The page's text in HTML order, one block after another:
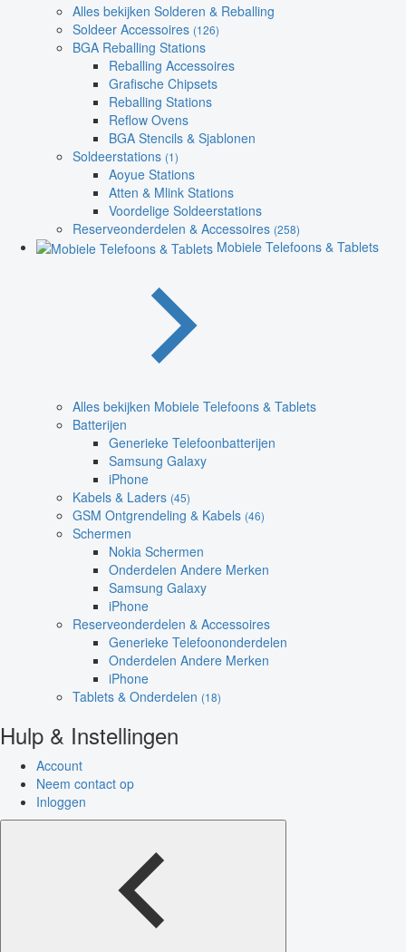
Alles bekijken Solderen & Reballing
Soldeer Accessoires (126)
BGA Reballing Stations
Reballing Accessoires
Grafische Chipsets
Reballing Stations
Reflow Ovens
BGA Stencils & Sjablonen
Soldeerstations (1)
Aoyue Stations
Atten & Mlink Stations
Voordelige Soldeerstations
Reserveonderdelen & Accessoires (258)
Mobiele Telefoons & Tablets
Alles bekijken Mobiele Telefoons & Tablets
Batterijen
Generieke Telefoonbatterijen
Samsung Galaxy
iPhone
Kabels & Laders (45)
GSM Ontgrendeling & Kabels (46)
Schermen
Nokia Schermen
Onderdelen Andere Merken
Samsung Galaxy
iPhone
Reserveonderdelen & Accessoires
Generieke Telefoononderdelen
Onderdelen Andere Merken
iPhone
Tablets & Onderdelen (18)
Hulp & Instellingen
Account
Neem contact op
Inloggen